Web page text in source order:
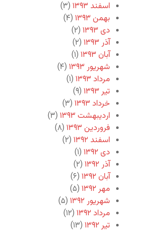
اسفند ۱۳۹۳
(۳)
بهمن ۱۳۹۳
(۴)
دی ۱۳۹۳
(۲)
آذر ۱۳۹۳
(۲)
آبان ۱۳۹۳
(۱)
شهریور ۱۳۹۳
(۴)
مرداد ۱۳۹۳
(۱)
تیر ۱۳۹۳
(۹)
خرداد ۱۳۹۳
(۳)
اردیبهشت ۱۳۹۳
(۳)
فروردین ۱۳۹۳
(۸)
اسفند ۱۳۹۲
(۲)
دی ۱۳۹۲
(۱)
آذر ۱۳۹۲
(۲)
آبان ۱۳۹۲
(۶)
مهر ۱۳۹۲
(۵)
شهریور ۱۳۹۲
(۵)
مرداد ۱۳۹۲
(۱۲)
تیر ۱۳۹۲
(۱۳)